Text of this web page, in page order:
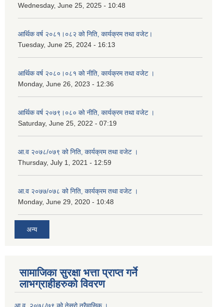
Wednesday, June 25, 2025 - 10:48
आर्थिक वर्ष २०८१।०८२ को निति, कार्यक्रम तथा वजेट।
Tuesday, June 25, 2024 - 16:13
आर्थिक वर्ष २०८०।०८१ को नीति, कार्यक्रम तथा वजेट ।
Monday, June 26, 2023 - 12:36
आर्थिक वर्ष २०७९।०८० को नीति, कार्यक्रम तथा वजेट ।
Saturday, June 25, 2022 - 07:19
आ.व २०७८/०७९ को निति, कार्यक्रम तथा वजेट ।
Thursday, July 1, 2021 - 12:59
आ.व २०७७/०७८ को निति, कार्यक्रम तथा वजेट ।
Monday, June 29, 2020 - 10:48
अन्य
सामाजिका सुरक्षा भत्ता प्राप्त गर्ने
लाभग्राहीहरुको विवरण
आ.व. २०७८/७९ को तेस्रो त्रैमासिक ।